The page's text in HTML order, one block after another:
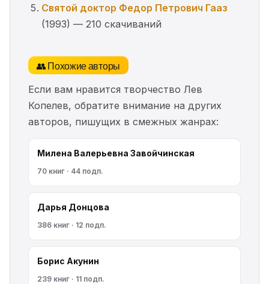
Святой доктор Федор Петрович Гааз
(1993) — 210 скачиваний
👥 Похожие авторы
Если вам нравится творчество Лев
Копелев, обратите внимание на других
авторов, пишущих в смежных жанрах:
Милена Валерьевна Завойчинская
70 книг · 44 подп.
Дарья Донцова
386 книг · 12 подп.
Борис Акунин
239 книг · 11 подп.